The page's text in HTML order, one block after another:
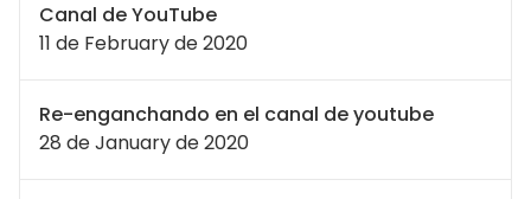
Canal de YouTube
11 de February de 2020
Re-enganchando en el canal de youtube
28 de January de 2020